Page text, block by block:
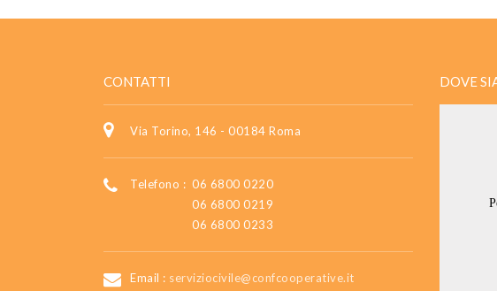
CONTATTI
Via Torino, 146 - 00184 Roma
Telefono : 06 6800 0220
06 6800 0219
06 6800 0233
Email : serviziocivile@confcooperative.it
DOVE